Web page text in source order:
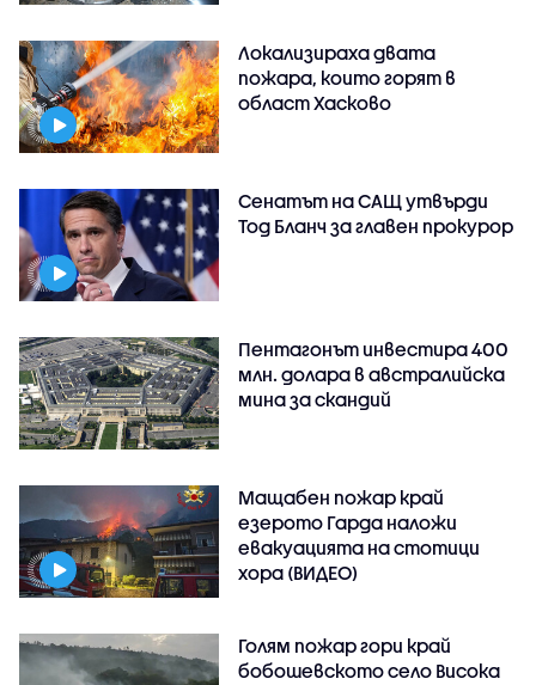
Локализираха двата
пожара, които горят в
област Хасково
Сенатът на САЩ утвърди
Тод Бланч за главен прокурор
Пентагонът инвестира 400
млн. долара в австралийска
мина за скандий
Мащабен пожар край
езерото Гарда наложи
евакуацията на стотици
хора (ВИДЕО)
Голям пожар гори край
бобошевското село Висока